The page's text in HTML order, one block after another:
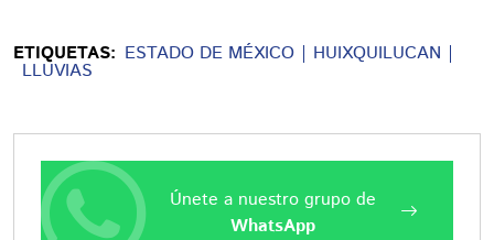
ETIQUETAS: ESTADO DE MÉXICO HUIXQUILUCAN
LLUVIAS
Únete a nuestro grupo de
WhatsApp